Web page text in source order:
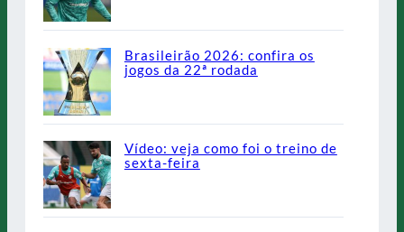
Brasileirão 2026: confira os
jogos da 22ª rodada
Vídeo: veja como foi o treino de
sexta-feira